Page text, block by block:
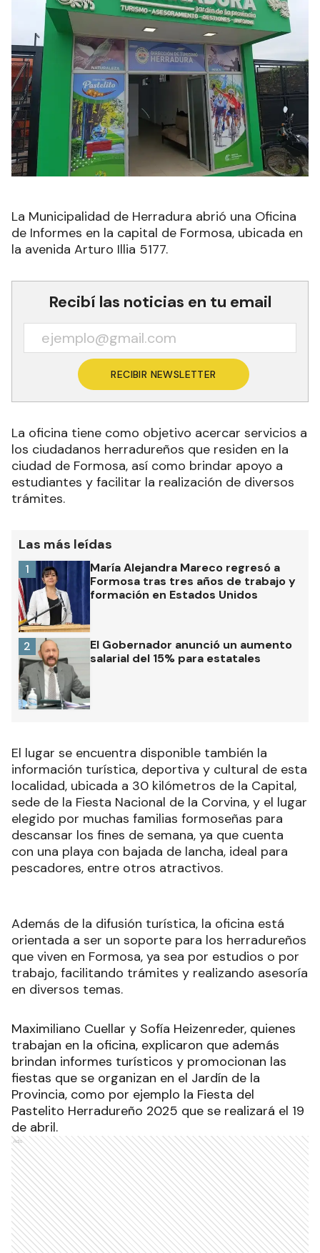
La Municipalidad de Herradura abrió una Oficina
de Informes en la capital de Formosa, ubicada en
la avenida Arturo Illia 5177.
Recibí las noticias en tu email
RECIBIR NEWSLETTER
La oficina tiene como objetivo acercar servicios a
los ciudadanos herradureños que residen en la
ciudad de Formosa, así como brindar apoyo a
estudiantes y facilitar la realización de diversos
trámites.
Las más leídas
María Alejandra Mareco regresó a
Formosa tras tres años de trabajo y
formación en Estados Unidos
1
El Gobernador anunció un aumento
salarial del 15% para estatales
2
El lugar se encuentra disponible también la
información turística, deportiva y cultural de esta
localidad, ubicada a 30 kilómetros de la Capital,
sede de la Fiesta Nacional de la Corvina, y el lugar
elegido por muchas familias formoseñas para
descansar los fines de semana, ya que cuenta
con una playa con bajada de lancha, ideal para
pescadores, entre otros atractivos.
Además de la difusión turística, la oficina está
orientada a ser un soporte para los herradureños
que viven en Formosa, ya sea por estudios o por
trabajo, facilitando trámites y realizando asesoría
en diversos temas.
Maximiliano Cuellar y Sofía Heizenreder, quienes
trabajan en la oficina, explicaron que además
brindan informes turísticos y promocionan las
fiestas que se organizan en el Jardín de la
Provincia, como por ejemplo la Fiesta del
Pastelito Herradureño 2025 que se realizará el 19
de abril.
Ads